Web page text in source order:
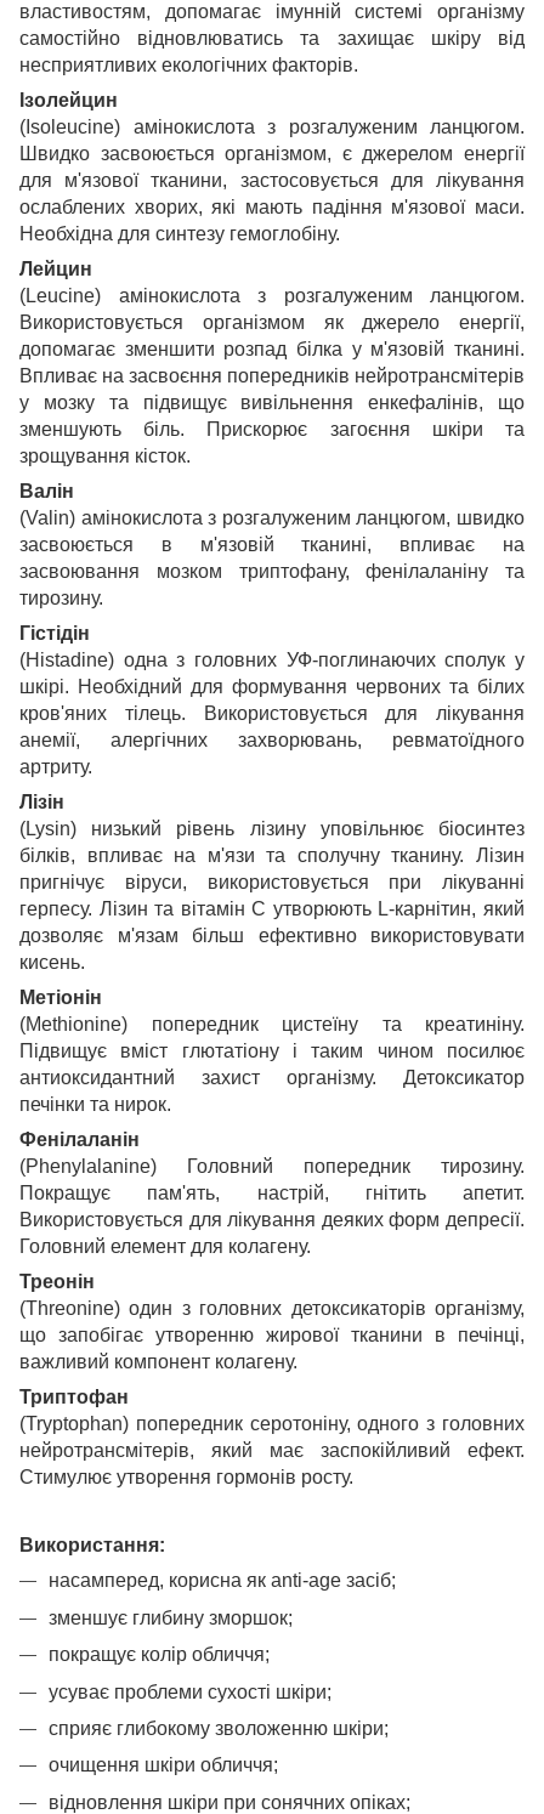
властивостям, допомагає імунній системі організму
самостійно відновлюватись та захищає шкіру від
несприятливих екологічних факторів.
Ізолейцин
(Isoleucine) амінокислота з розгалуженим ланцюгом.
Швидко засвоюється організмом, є джерелом енергії
для м'язової тканини, застосовується для лікування
ослаблених хворих, які мають падіння м'язової маси.
Необхідна для синтезу гемоглобіну.
Лейцин
(Leucine) амінокислота з розгалуженим ланцюгом.
Використовується організмом як джерело енергії,
допомагає зменшити розпад білка у м'язовій тканині.
Впливає на засвоєння попередників нейротрансмітерів
у мозку та підвищує вивільнення енкефалінів, що
зменшують біль. Прискорює загоєння шкіри та
зрощування кісток.
Валін
(Valin) амінокислота з розгалуженим ланцюгом, швидко
засвоюється в м'язовій тканині, впливає на
засвоювання мозком триптофану, фенілаланіну та
тирозину.
Гістідін
(Histadine) одна з головних УФ-поглинаючих сполук у
шкірі. Необхідний для формування червоних та білих
кров'яних тілець. Використовується для лікування
анемії, алергічних захворювань, ревматоїдного
артриту.
Лізін
(Lysin) низький рівень лізину уповільнює біосинтез
білків, впливає на м'язи та сполучну тканину. Лізин
пригнічує віруси, використовується при лікуванні
герпесу. Лізин та вітамін С утворюють L-карнітин, який
дозволяє м'язам більш ефективно використовувати
кисень.
Метіонін
(Methionine) попередник цистеїну та креатиніну.
Підвищує вміст глютатіону і таким чином посилює
антиоксидантний захист організму. Детоксикатор
печінки та нирок.
Фенілаланін
(Phenylalanine) Головний попередник тирозину.
Покращує пам'ять, настрій, гнітить апетит.
Використовується для лікування деяких форм депресії.
Головний елемент для колагену.
Треонін
(Threonine) один з головних детоксикаторів організму,
що запобігає утворенню жирової тканини в печінці,
важливий компонент колагену.
Триптофан
(Tryptophan) попередник серотоніну, одного з головних
нейротрансмітерів, який має заспокійливий ефект.
Стимулює утворення гормонів росту.
Використання:
насамперед, корисна як anti-age засіб;
зменшує глибину зморшок;
покращує колір обличчя;
усуває проблеми сухості шкіри;
сприяє глибокому зволоженню шкіри;
очищення шкіри обличчя;
відновлення шкіри при сонячних опіках;